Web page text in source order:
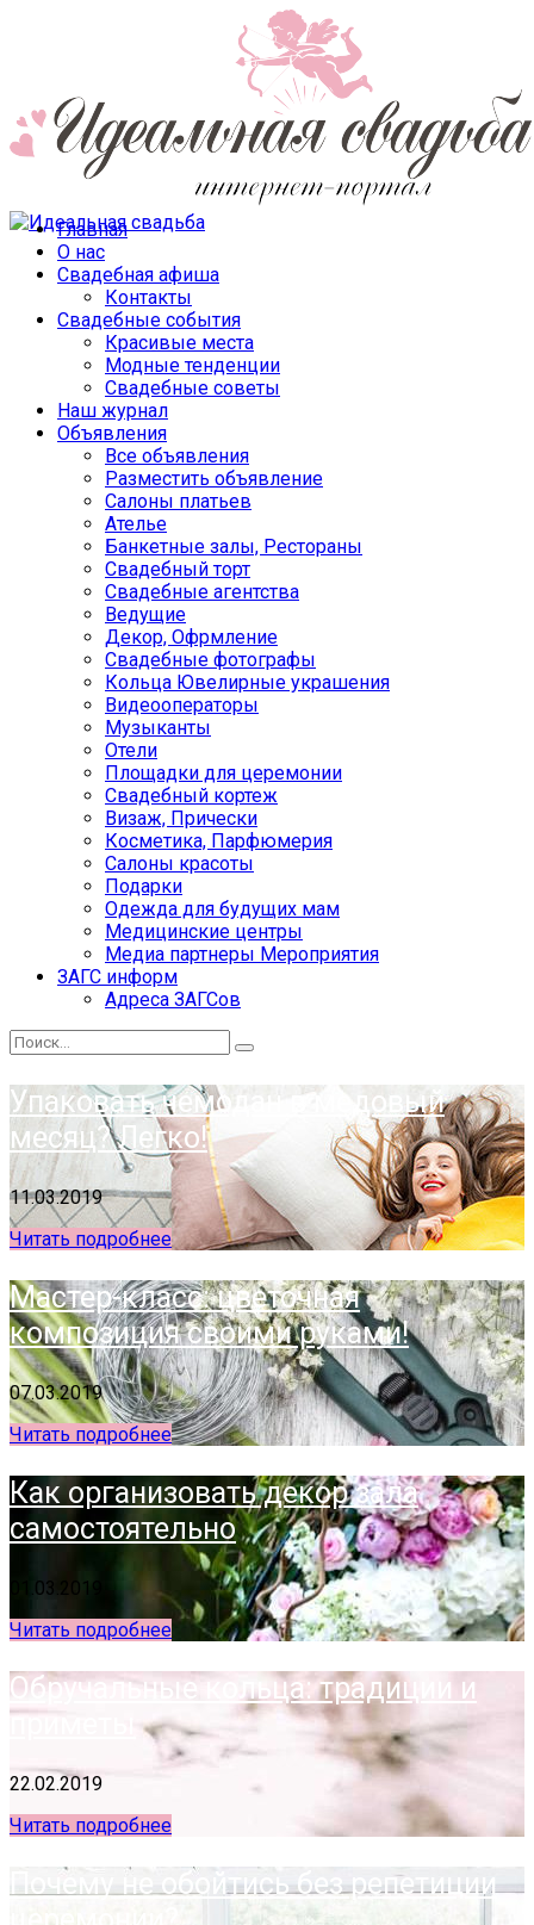
Главная
О нас
Свадебная афиша
Контакты
Свадебные события
Красивые места
Модные тенденции
Свадебные советы
Наш журнал
Объявления
Все объявления
Разместить объявление
Салоны платьев
Ателье
Банкетные залы, Рестораны
Свадебный торт
Свадебные агентства
Ведущие
Декор, Офрмление
Свадебные фотографы
Кольца Ювелирные украшения
Видеооператоры
Музыканты
Отели
Площадки для церемонии
Свадебный кортеж
Визаж, Прически
Косметика, Парфюмерия
Салоны красоты
Подарки
Одежда для будущих мам
Медицинские центры
Медиа партнеры Мероприятия
ЗАГС информ
Адреса ЗАГСов
Упаковать чемодан в медовый
месяц? Легко!
11.03.2019
Читать подробнее
Мастер-класс: цветочная
композиция своими руками!
07.03.2019
Читать подробнее
Как организовать декор зала
самостоятельно
01.03.2019
Читать подробнее
Обручальные кольца: традиции и
приметы
22.02.2019
Читать подробнее
Почему не обойтись без репетиции